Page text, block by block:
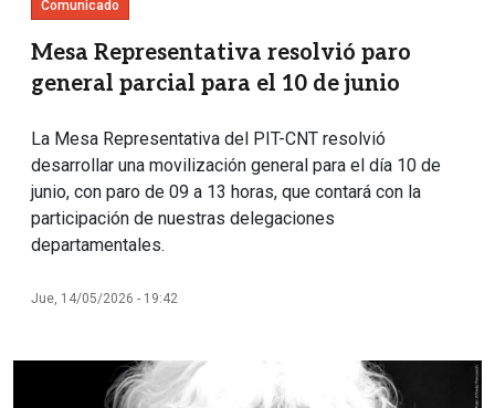
Comunicado
Mesa Representativa resolvió paro
general parcial para el 10 de junio
La Mesa Representativa del PIT-CNT resolvió
desarrollar una movilización general para el día 10 de
junio, con paro de 09 a 13 horas, que contará con la
participación de nuestras delegaciones
departamentales.
Jue, 14/05/2026 - 19:42